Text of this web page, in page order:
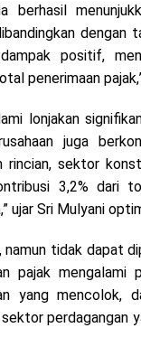
dengan
positif,
penerimaan
lonjakan
juga
sektor
3,2% dari
ujar Sri Mulyani
tidak dapat
pajak mengalami
yang mencolok,
perdagangan